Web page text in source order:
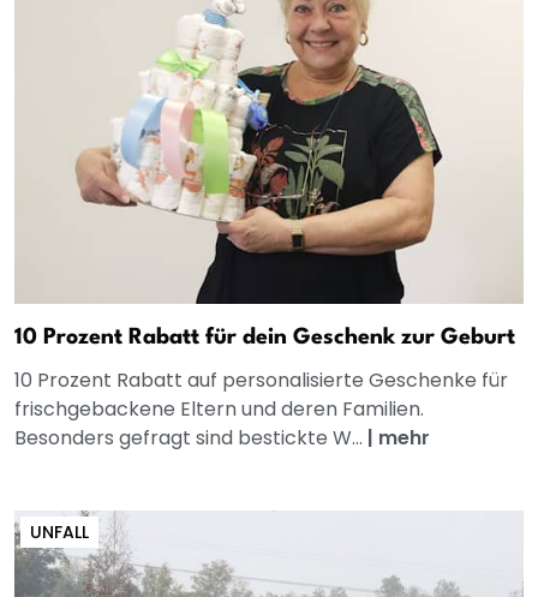
10 Prozent Rabatt für dein Geschenk zur Geburt
10 Prozent Rabatt auf personalisierte Geschenke für
frischgebackene Eltern und deren Familien.
Besonders gefragt sind bestickte W... | mehr
UNFALL